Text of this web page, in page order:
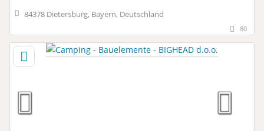
84378 Dietersburg, Bayern, Deutschland
80